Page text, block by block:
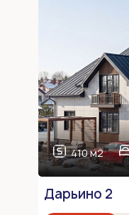
410 м2
Дарьино 2